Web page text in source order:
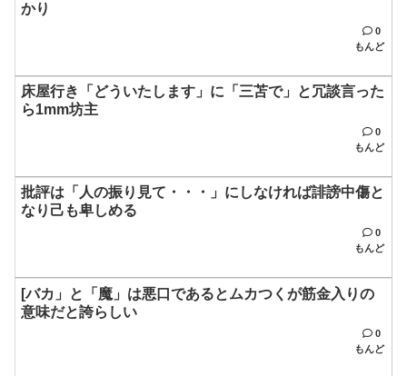
かり
0
もんど
床屋行き「どういたします」に「三苫で」と冗談言った
ら1mm坊主
0
もんど
批評は「人の振り見て・・・」にしなければ誹謗中傷と
なり己も卑しめる
0
もんど
[バカ」と「魔」は悪口であるとムカつくが筋金入りの
意味だと誇らしい
0
もんど